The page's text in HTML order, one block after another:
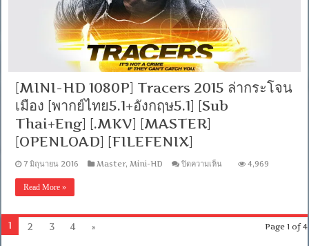
เดือด
[พากย์
ไทย5.1+อังกฤษ5.1]
[Sub
Thai+Eng]
[.MKV]
[MASTER]
[OPENLOAD]
[FILEFENIX]
[MINI-HD 1080P] Tracers 2015 ล่ากระโจน
เมือง [พากย์ไทย5.1+อังกฤษ5.1] [Sub
Thai+Eng] [.MKV] [MASTER]
[OPENLOAD] [FILEFENIX]
7 มิถุนายน 2016 Master, Mini-HD ปิดความเห็น
2015
4,969
Read More »
Page 1 of 4
1 2 3 4 »